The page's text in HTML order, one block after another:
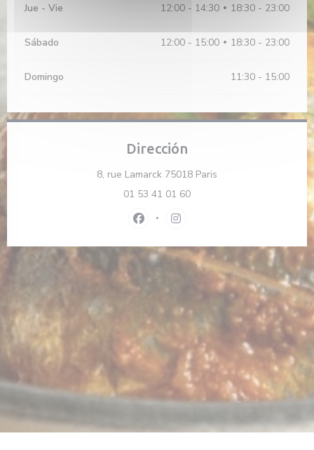
ventana))
una nueva ventana))
Jue - Vie 12:00 - 14:30 • 18:30 - 23:00
Sábado 12:00 - 15:00 • 18:30 - 23:00
Domingo 11:30 - 15:00
Dirección
8, rue Lamarck 75018 Paris ((abre en una nueva
01 53 41 01 60
Facebook ((abre en una nueva
Instagram ((abre en una